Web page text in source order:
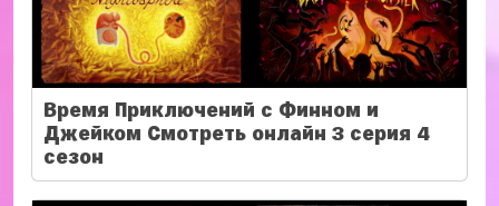
Время Приключений с Финном и
Джейком Смотреть онлайн 3 серия 4
сезон